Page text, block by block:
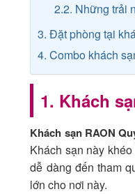
2.2. Những trải
3. Đặt phòng tại
4. Combo khách
1. Khách
Khách sạn RAON
Khách sạn này
dễ dàng đến tham
lớn cho nơi này.